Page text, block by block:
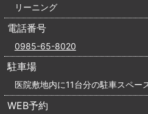
リーニング
電話番号
0985-65-8020
駐車場
医院敷地内に11台分の駐車スペー
WEB予約